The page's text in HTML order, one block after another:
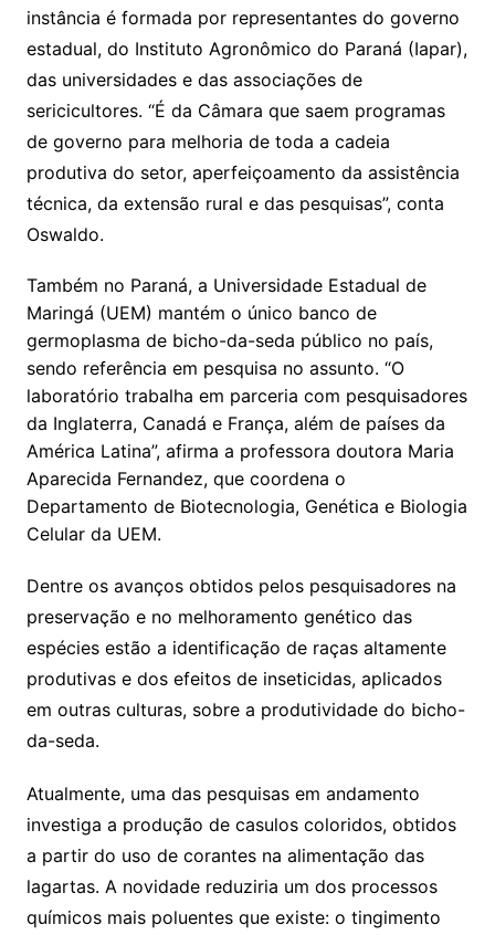
instância é formada por representantes do governo
estadual, do Instituto Agronômico do Paraná (Iapar),
das universidades e das associações de
sericicultores. “É da Câmara que saem programas
de governo para melhoria de toda a cadeia
produtiva do setor, aperfeiçoamento da assistência
técnica, da extensão rural e das pesquisas”, conta
Oswaldo.
Também no Paraná, a Universidade Estadual de
Maringá (UEM) mantém o único banco de
germoplasma de bicho-da-seda público no país,
sendo referência em pesquisa no assunto. “O
laboratório trabalha em parceria com pesquisadores
da Inglaterra, Canadá e França, além de países da
América Latina”, afirma a professora doutora Maria
Aparecida Fernandez, que coordena o
Departamento de Biotecnologia, Genética e Biologia
Celular da UEM.
Dentre os avanços obtidos pelos pesquisadores na
preservação e no melhoramento genético das
espécies estão a identificação de raças altamente
produtivas e dos efeitos de inseticidas, aplicados
em outras culturas, sobre a produtividade do bicho-
da-seda.
Atualmente, uma das pesquisas em andamento
investiga a produção de casulos coloridos, obtidos
a partir do uso de corantes na alimentação das
lagartas. A novidade reduziria um dos processos
químicos mais poluentes que existe: o tingimento